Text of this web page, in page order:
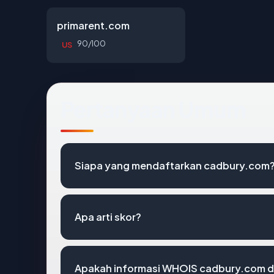
primarent.com
US 90/100
Siapa yang mendaftarkan cadbury.com?
Apa arti skor?
Apakah informasi WHOIS cadbury.com